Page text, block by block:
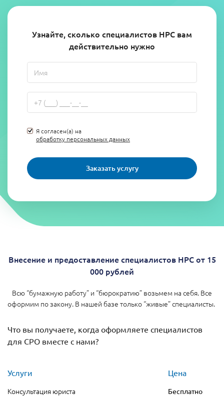
Узнайте, сколько специалистов НРС вам
действительно нужно
Я согласен(а) на
обработку персональных данных
Заказать услугу
Внесение и предоставление специалистов НРС от 15
000 рублей
Всю “бумажную работу” и “бюрократию” возьмем на себя. Все
оформим по закону. В нашей базе только “живые” специалисты.
Что вы получаете, когда оформляете специалистов
для СРО вместе с нами?
Услуги
Цена
Консультация юриста
Бесплатно